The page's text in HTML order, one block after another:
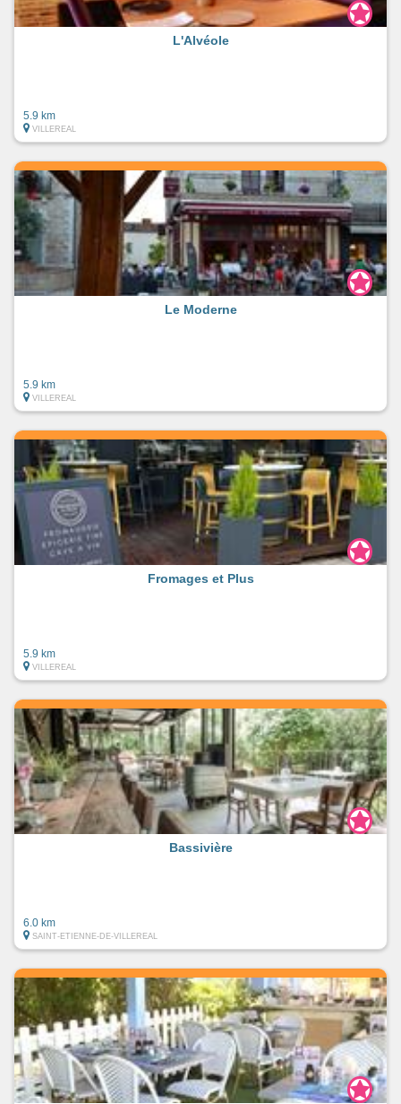
L'Alvéole
5.9 km
VILLEREAL
Le Moderne
5.9 km
VILLEREAL
Fromages et Plus
5.9 km
VILLEREAL
Bassivière
6.0 km
SAINT-ETIENNE-DE-VILLEREAL